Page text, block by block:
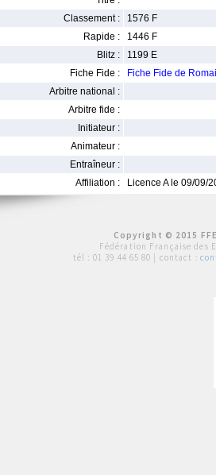
Classement :
1576 F
Rapide :
1446 F
Blitz :
1199 E
Fiche Fide :
Fiche Fide de
Arbitre national :
Arbitre fide :
Initiateur :
Animateur :
Entraîneur :
Affiliation :
Licence A le 09/09/
Copyright © 2015
Fédération Française des
tél : 01 39 44 65 80 | contact :